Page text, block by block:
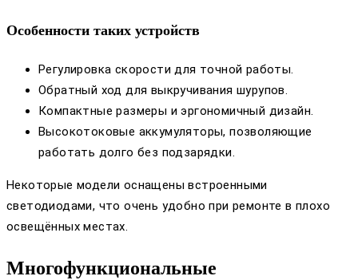
Особенности таких устройств
Регулировка скорости для точной работы.
Обратный ход для выкручивания шурупов.
Компактные размеры и эргономичный дизайн.
Высокотоковые аккумуляторы, позволяющие
работать долго без подзарядки.
Некоторые модели оснащены встроенными
светодиодами, что очень удобно при ремонте в плохо
освещённых местах.
Многофункциональные